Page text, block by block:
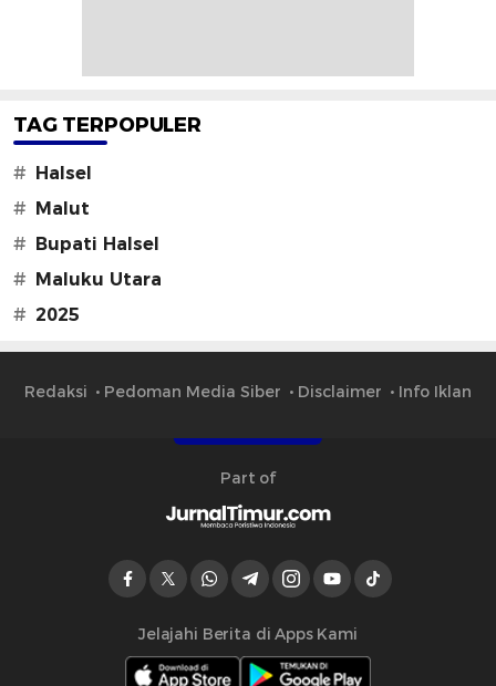
TAG TERPOPULER
#
Halsel
#
Malut
#
Bupati Halsel
#
Maluku Utara
# 2025
Redaksi Pedoman Media Siber Disclaimer Info Iklan
Part of
Jelajahi Berita di Apps Kami